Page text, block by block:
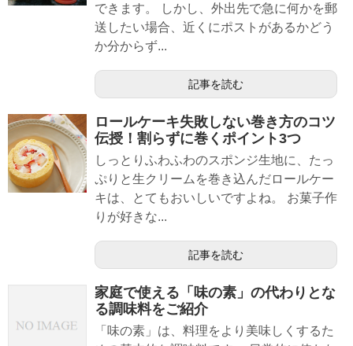
できます。 しかし、外出先で急に何かを郵
送したい場合、近くにポストがあるかどう
か分からず...
記事を読む
ロールケーキ失敗しない巻き方のコツ
伝授！割らずに巻くポイント3つ
しっとりふわふわのスポンジ生地に、たっ
ぷりと生クリームを巻き込んだロールケー
キは、とてもおいしいですよね。 お菓子作
りが好きな...
記事を読む
家庭で使える「味の素」の代わりとな
る調味料をご紹介
「味の素」は、料理をより美味しくするた